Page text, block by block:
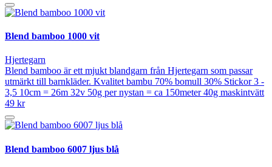
Blend bamboo 1000 vit
Hjertegarn
Blend bamboo är ett mjukt blandgarn från Hjertegarn som passar
utmärkt till barnkläder. Kvalitet bambu 70% bomull 30% Stickor 3 -
3,5 10cm = 26m 32v 50g per nystan = ca 150meter 40g maskintvätt
49 kr
Blend bamboo 6007 ljus blå